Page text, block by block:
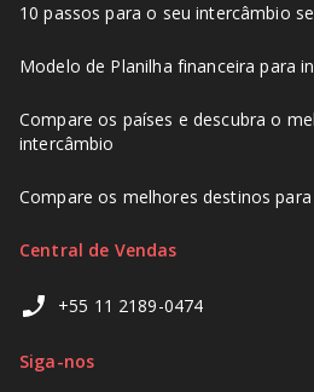
10 passos para o seu intercâmbio
Modelo de Planilha financeira para
Compare os países e descubra o
intercâmbio
Compare os melhores destinos
Central de Vendas
+55 11 2189-0474
Siga-nos